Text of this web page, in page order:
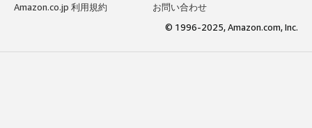
Amazon.co.jp 利用規約
お問い合わせ
© 1996-2025, Amazon.com, Inc.